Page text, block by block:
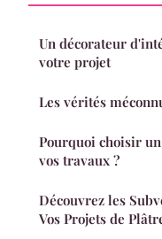
Un décorateur
votre projet
Les vérités
Pourquoi choisir
vos travaux ?
Découvrez les
Vos Projets de